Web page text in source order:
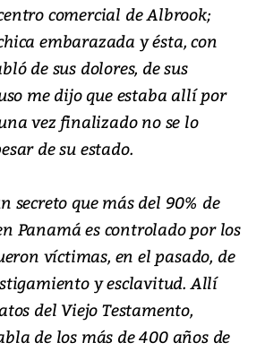
comercial de Albrook;
embarazada y ésta, con
de sus dolores, de sus
me dijo que estaba allí por
vez finalizado no se lo
de su estado.
secreto que más del 90% de
Panamá es controlado por los
víctimas, en el pasado, de
y esclavitud. Allí
del Viejo Testamento,
de los más de 400 años de